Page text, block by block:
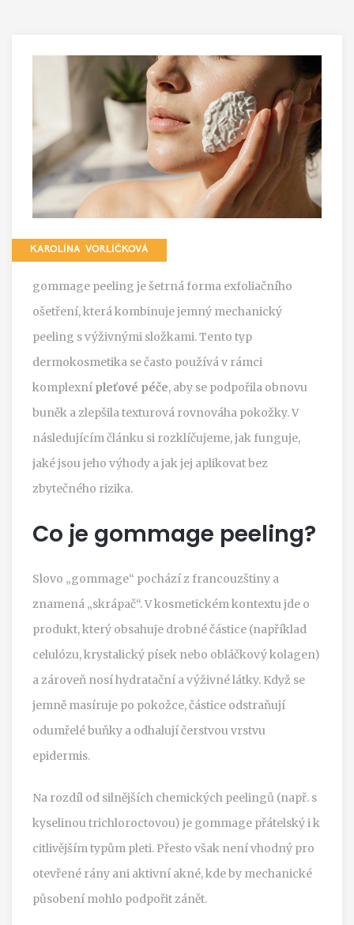
KAROLÍNA VORLÍČKOVÁ
gommage peeling je šetrná forma exfoliačního
ošetření, která kombinuje jemný mechanický
peeling s výživnými složkami. Tento typ
dermokosmetika se často používá v rámci
komplexní pleťové péče, aby se podpořila obnovu
buněk a zlepšila texturová rovnováha pokožky.V
následujícím článku si rozklíčujeme, jak funguje,
jaké jsou jeho výhody a jak jej aplikovat bez
zbytečného rizika.
Co je gommage peeling?
Slovo „gommage“ pochází z francouzštiny a
znamená „skrápač“. V kosmetickém kontextu jde o
produkt, který obsahuje drobné částice (například
celulózu, krystalický písek nebo obláčkový kolagen)
a zároveň nosí hydratační a výživné látky. Když se
jemně masíruje po pokožce, částice odstraňují
odumřelé buňky a odhalují čerstvou vrstvu
epidermis.
Na rozdíl od silnějších chemických peelingů (např. s
kyselinou trichloroctovou) je gommage přátelský i k
citlivějším typům pleti. Přesto však není vhodný pro
otevřené rány ani aktivní akné, kde by mechanické
působení mohlo podpořit zánět.